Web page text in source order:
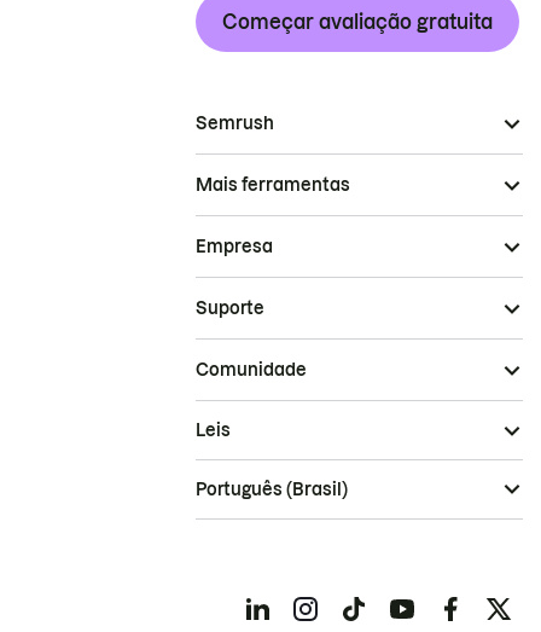
Começar avaliação gratuita
Semrush
Mais ferramentas
Empresa
Suporte
Comunidade
Leis
Português (Brasil)